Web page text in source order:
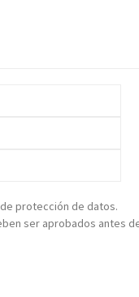
protección de datos.
ser aprobados antes